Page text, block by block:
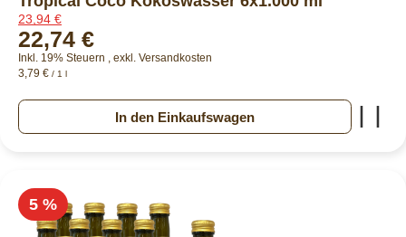
23,94 €
22,74 €
Inkl. 19% Steuern , exkl. Versandkosten
3,79 € / 1 l
In den Einkaufswagen
5 %